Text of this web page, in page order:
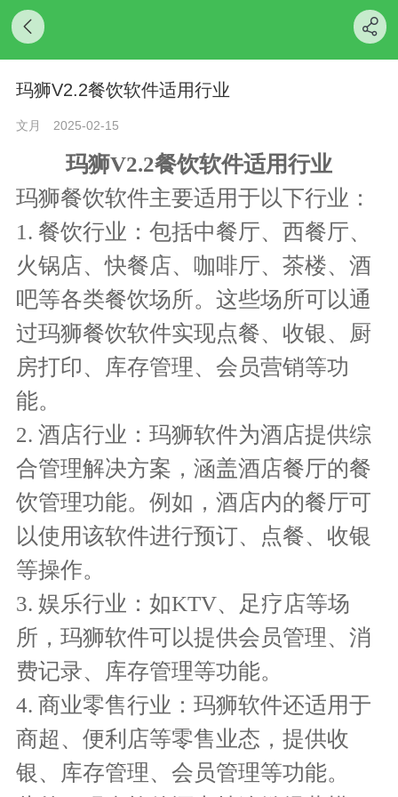
玛狮V2.2餐饮软件适用行业
文月 2025-02-15
玛狮V2.2餐饮软件适用行业
玛狮餐饮软件主要适用于以下行业：
1. 餐饮行业：包括中餐厅、西餐厅、
火锅店、快餐店、咖啡厅、茶楼、酒
吧等各类餐饮场所。这些场所可以通
过玛狮餐饮软件实现点餐、收银、厨
房打印、库存管理、会员营销等功
能。
2. 酒店行业：玛狮软件为酒店提供综
合管理解决方案，涵盖酒店餐厅的餐
饮管理功能。例如，酒店内的餐厅可
以使用该软件进行预订、点餐、收银
等操作。
3. 娱乐行业：如KTV、足疗店等场
所，玛狮软件可以提供会员管理、消
费记录、库存管理等功能。
4. 商业零售行业：玛狮软件还适用于
商超、便利店等零售业态，提供收
银、库存管理、会员管理等功能。